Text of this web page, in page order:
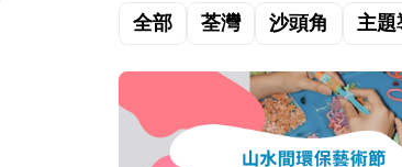
全部 荃灣 沙頭角 主題